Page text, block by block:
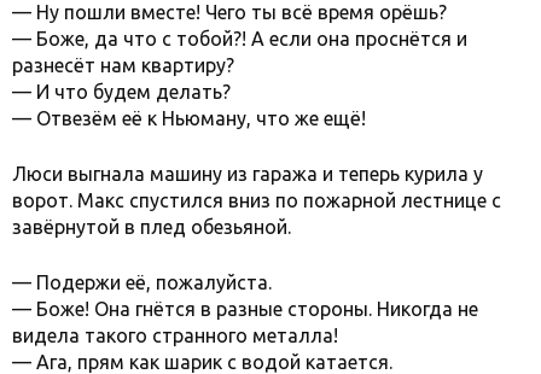
— Ну пошли вместе! Чего ты всё время орёшь?
— Боже, да что с тобой?! А если она проснётся и
разнесёт нам квартиру?
— И что будем делать?
— Отвезём её к Ньюману, что же ещё!
Люси выгнала машину из гаража и теперь курила у
ворот. Макс спустился вниз по пожарной лестнице с
завёрнутой в плед обезьяной.
— Подержи её, пожалуйста.
— Боже! Она гнётся в разные стороны. Никогда не
видела такого странного металла!
— Ага, прям как шарик с водой катается.